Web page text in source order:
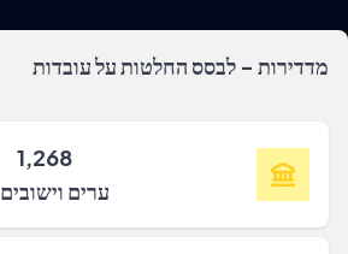
מדדירות - לבסס החלטות על עובדות
1,268
ערים וישובים